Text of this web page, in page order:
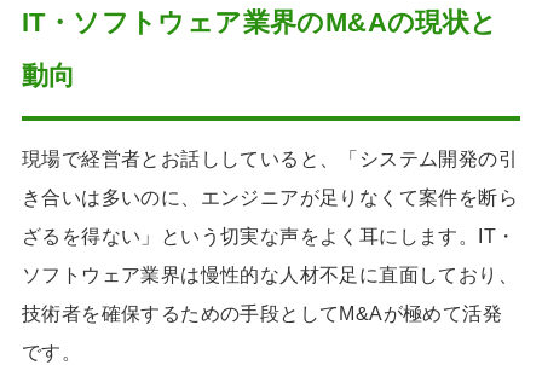
社員持株制度が生
公認会計士・税理
士グループが支える圧
界特有のビジネスモデ
ルへの深い知見と実績
譲渡オーナーの負
功報酬制の導入
IT・ソフトウェア業界のM&Aに関
M&A仲介会社｜みつきコンサルティン
業界のM&A関連コラム
IT・ソフトウェア業界のM&Aの現状と
動向
現場で経営者とお話ししていると、「システム開発の引
き合いは多いのに、エンジニアが足りなくて案件を断ら
ざるを得ない」という切実な声をよく耳にします。IT・
ソフトウェア業界は慢性的な人材不足に直面しており、
技術者を確保するための手段としてM&Aが極めて活発
です。